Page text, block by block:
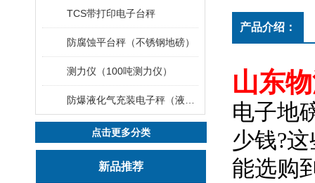
TCS带打印电子台秤
防腐蚀平台秤（不锈钢地磅）
测力仪（100吨测力仪）
点击更多分类
新品推荐
产品介绍：
山东
电子地
少钱?
能选购